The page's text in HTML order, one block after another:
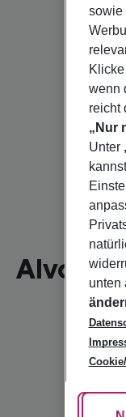
Alvor -
sowie
wenn
reicht
„Nur
Unter
unten